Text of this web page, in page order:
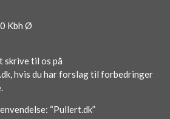
Kbh Ø
skrive til os på
hvis du har forslag til forbedringer
“Pullert.dk”